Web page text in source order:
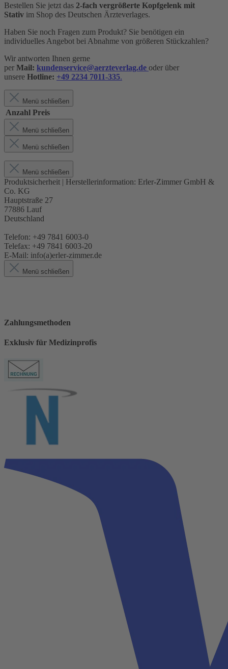
Bestellen Sie jetzt das 2-fach vergrößerte Kopfgelenk mit
Stativ im Shop des Deutschen Ärzteverlages.
Haben Sie noch Fragen zum Produkt? Sie benötigen ein
individuelles Angebot bei Abnahme von größeren Stückzahlen?
Wir antworten Ihnen gerne
per Mail: kundenservice@aerzteverlag.de oder über
unsere Hotline: +49 2234 7011-335.
Menü schließen
Anzahl Preis
Menü schließen
Menü schließen
Menü schließen
Produktsicherheit | Herstellerinformation: Erler-Zimmer GmbH &
Co. KG
Hauptstraße 27
77886 Lauf
Deutschland
Telefon: +49 7841 6003-0
Telefax: +49 7841 6003-20
E-Mail: info(a)erler-zimmer.de
Menü schließen
Zahlungsmethoden
Exklusiv für Medizinprofis